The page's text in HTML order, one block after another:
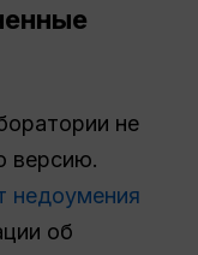
не
версию.
недоумения
об